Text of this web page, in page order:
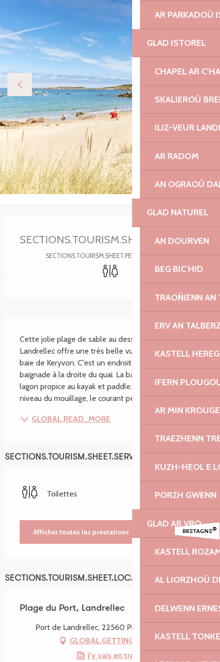
AR PARKADOÙ
GLAD ISTOREL
CHAPEL AR
SKALIEROÙ
ILIZ-VEUR
AR RADOM
AN OGRAOÙ
GLAD NATUREL
AN DOURVEN
BEG BIC’HID
TRAOÑIENN AN
ERV AN
KASTELL HEREG
IFERN
AR MIN
TRAEZHENN
KUZH-HEOL E
PORZH GWENN
GLAD AR VRO
KASTELL
AL LIORZHOÙ
DELWENN
KASTELL
SECTIONS.TOURISM.SHEET.PERIODS.DETAILS
Toilettes
SECTIONS.TOURISM.SHEET.DESCRIPTION
Cette jolie plage de sable au dessus du mouillage de
Landrellec offre une très belle vue sur les îlots de la
baie de Keryvon. C'est un endroit idéal pour la
baignade à la droite du quai. La baie forme un petit
lagon propice au kayak et paddle. Attention au
niveau du mouillage, le courant peut-être...
GLOBAL.READ_MORE
SECTIONS.TOURISM.SHEET.SERVICES
Toilettes
Afficher toutes les prestations
SECTIONS.TOURISM.SHEET.LOCATION
Plage du Port, Landrellec
Port de Landrellec, 22560 Pleumeur-Bodou
GLOBAL.GETTING_THERE
J'y vais en train !